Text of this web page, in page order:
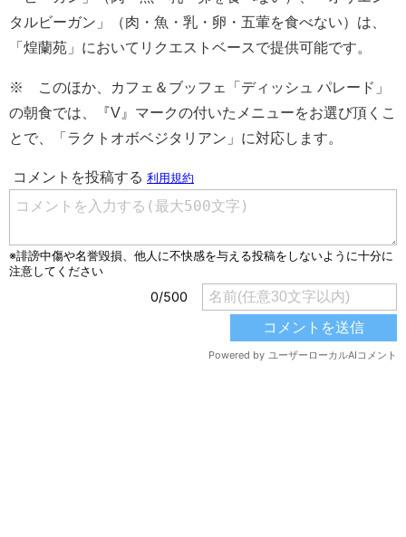
タルビーガン」（肉・魚・乳・卵・五葷を食べない）は、
「煌蘭苑」においてリクエストベースで提供可能です。
※ このほか、カフェ＆ブッフェ「ディッシュ パレード」
の朝食では、『V』マークの付いたメニューをお選び頂くこ
とで、「ラクトオボベジタリアン」に対応します。